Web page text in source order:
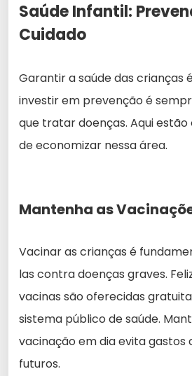
Saúde Infantil:
Cuidado
Garantir a saúde das crianças
investir em prevenção é
que tratar doenças. Aqui
de economizar nessa área.
Mantenha as
Vacinar as crianças é
las contra doenças graves.
vacinas são oferecidas
sistema público de saúde.
vacinação em dia evita
futuros.